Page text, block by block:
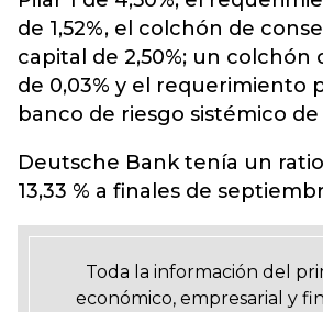
de 1,52%, el colchón de
capital de 2,50%; un colchón
de 0,03% y el requerimiento
banco de riesgo sistémico de
Deutsche Bank tenía un
13,33 % a finales de
Toda la información del
económico, empresarial y